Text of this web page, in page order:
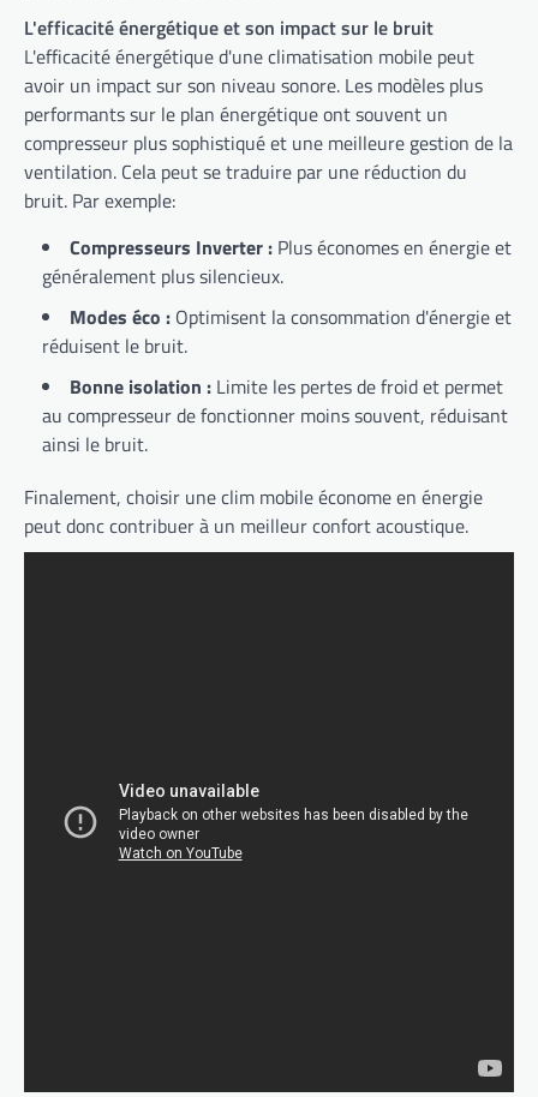
L'efficacité énergétique et son impact sur le bruit
L'efficacité énergétique d'une climatisation mobile peut
avoir un impact sur son niveau sonore. Les modèles plus
performants sur le plan énergétique ont souvent un
compresseur plus sophistiqué et une meilleure gestion de la
ventilation. Cela peut se traduire par une réduction du
bruit. Par exemple:
Compresseurs Inverter : Plus économes en énergie et
généralement plus silencieux.
Modes éco : Optimisent la consommation d'énergie et
réduisent le bruit.
Bonne isolation : Limite les pertes de froid et permet
au compresseur de fonctionner moins souvent, réduisant
ainsi le bruit.
Finalement, choisir une clim mobile économe en énergie
peut donc contribuer à un meilleur confort acoustique.